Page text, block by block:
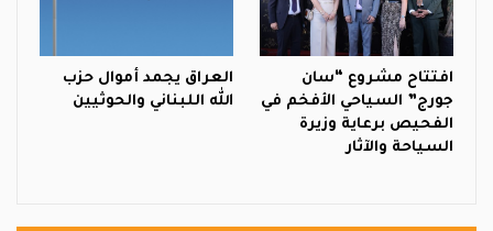
افتتاح مشروع “سان
جورج” السياحي الأفخم في
الفحيص برعاية وزيرة
السياحة والآثار
العراق يجمد أموال حزب
الله اللبناني والحوثيين